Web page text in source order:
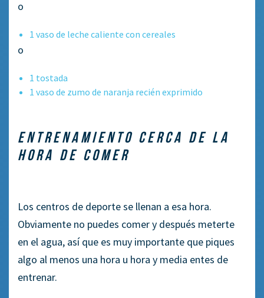
o
1 vaso de leche caliente con cereales
o
1 tostada
1 vaso de zumo de naranja recién exprimido
ENTRENAMIENTO CERCA DE LA
HORA DE COMER
Los centros de deporte se llenan a esa hora.
Obviamente no puedes comer y después meterte
en el agua, así que es muy importante que piques
algo al menos una hora u hora y media entes de
entrenar.